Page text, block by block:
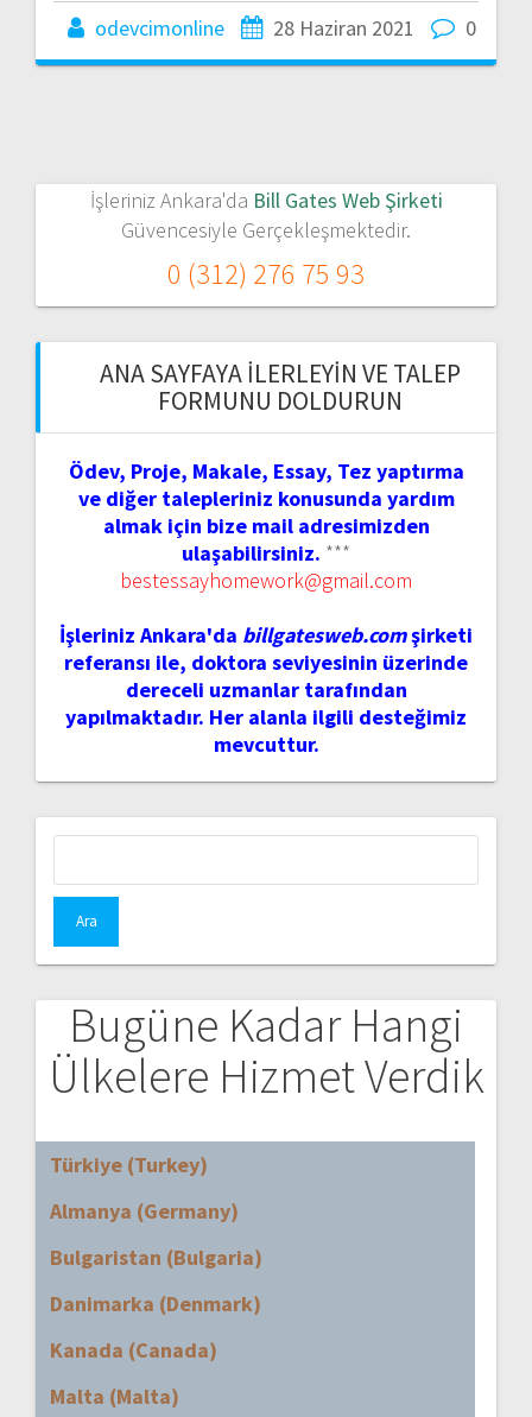
odevcimonline 28 Haziran 2021 0
İşleriniz Ankara'da Bill Gates Web Şirketi
Güvencesiyle Gerçekleşmektedir.
0 (312) 276 75 93
ANA SAYFAYA İLERLEYIN VE TALEP
FORMUNU DOLDURUN
Ödev, Proje, Makale, Essay, Tez yaptırma
ve diğer talepleriniz konusunda yardım
almak için bize mail adresimizden
ulaşabilirsiniz. ***
bestessayhomework@gmail.com
İşleriniz Ankara'da billgatesweb.comşirketi
referansı ile, doktora seviyesinin üzerinde
dereceli uzmanlar tarafından
yapılmaktadır. Her alanla ilgili desteğimiz
mevcuttur.
Bugüne Kadar Hangi
Ülkelere Hizmet Verdik
Türkiye (Turkey)
Almanya (Germany)
Bulgaristan (Bulgaria)
Danimarka (Denmark)
Kanada (Canada)
Malta (Malta)